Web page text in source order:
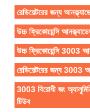
রেডিয়েটরের জন্য
উচ্চ ফ্রিকোয়েন্সি
উচ্চ ফ্রিকোয়েন্সি 3003
রেডিয়েটরের জন্য 3003
3003 বিরোধী জং
টিউব